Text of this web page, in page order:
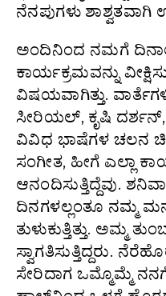
ನೆನಪುಗಳು
ಅಂದಿನಿಂದ ನಮಗೆ
ಕಾರ್ಯಕ್ರಮವನ್ನು
ವಿಷಯವಾಗಿತ್ತು.
ಸೀರಿಯಲ್, ಕೃಷಿ
ವಿವಿಧ ಭಾಷೆಗಳ ಚಲನ
ಸಂಗೀತ, ಹೀಗೆ ಎಲ್ಲಾ
ಆನಂದಿಸುತ್ತಿದ್ದೆವು.
ದಿನಗಳಲ್ಲಂತೂ ನಮ್ಮ
ತುಳುಕುತ್ತಿತ್ತು. ಅಮ್ಮ
ಸ್ವಾಗತಿಸುತ್ತಿದ್ದರು.
ಸೇರಿದಾಗ ಒಮ್ಮೊಮ್ಮೆ ನನಗೆ